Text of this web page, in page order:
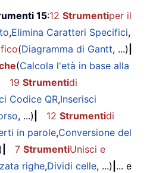
15:12 Strumentiper il
,Elimina Caratteri Specifici,
(Diagramma di Gantt, ...)
(Calcola l'età in base alla
19 Strumentidi
Codice QR,Inserisci
, ...) 12 Strumentidi
in parole,Conversione del
7 StrumentiUnisci e
righe,Dividi celle, ...) ... e